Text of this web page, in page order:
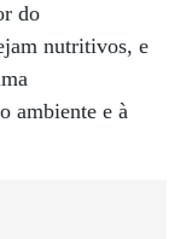
do
nutritivos, e
ambiente e à